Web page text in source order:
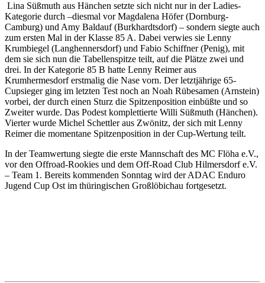
Lina Süßmuth aus Hänchen setzte sich nicht nur in der Ladies-
Kategorie durch –diesmal vor Magdalena Höfer (Dornburg-
Camburg) und Amy Baldauf (Burkhardtsdorf) – sondern siegte auch
zum ersten Mal in der Klasse 85 A. Dabei verwies sie Lenny
Krumbiegel (Langhennersdorf) und Fabio Schiffner (Penig), mit
dem sie sich nun die Tabellenspitze teilt, auf die Plätze zwei und
drei. In der Kategorie 85 B hatte Lenny Reimer aus
Krumhermesdorf erstmalig die Nase vorn. Der letztjährige 65-
Cupsieger ging im letzten Test noch an Noah Rübesamen (Arnstein)
vorbei, der durch einen Sturz die Spitzenposition einbüßte und so
Zweiter wurde. Das Podest komplettierte Willi Süßmuth (Hänchen).
Vierter wurde Michel Schettler aus Zwönitz, der sich mit Lenny
Reimer die momentane Spitzenposition in der Cup-Wertung teilt.
In der Teamwertung siegte die erste Mannschaft des MC Flöha e.V.,
vor den Offroad-Rookies und dem Off-Road Club Hilmersdorf e.V.
– Team 1. Bereits kommenden Sonntag wird der ADAC Enduro
Jugend Cup Ost im thüringischen Großlöbichau fortgesetzt.